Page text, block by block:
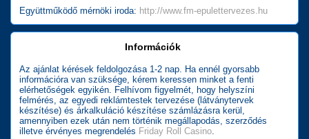
Együttműködő mérnöki iroda: http://www.fm-epulettervezes.hu
Információk
Az ajánlat kérések feldolgozása 1-2 nap. Ha ennél gyorsabb
információra van szüksége, kérem keressen minket a fenti
elérhetőségek egyikén. Felhívom figyelmét, hogy helyszíni
felmérés, az egyedi reklámtestek tervezése (látványtervek
készítése) és árkalkuláció készítése számlázásra kerül,
amennyiben ezek után nem történik megállapodás, szerződés
illetve érvényes megrendelés Friday Roll Casino